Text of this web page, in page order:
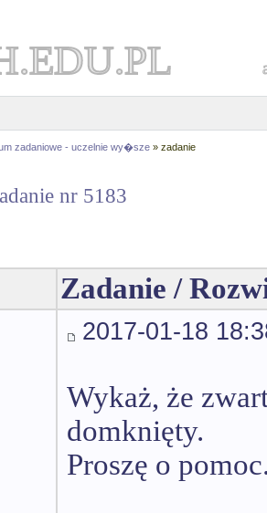
zadaniowe - uczelnie wy�sze » zadanie
nr 5183
Zadanie /
2017-01-18
Wykaż, że
domknięty.
Proszę o